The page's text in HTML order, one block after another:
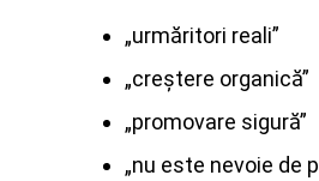
„urmăritori reali”
„creștere organică”
„promovare sigură”
„nu este nevoie de